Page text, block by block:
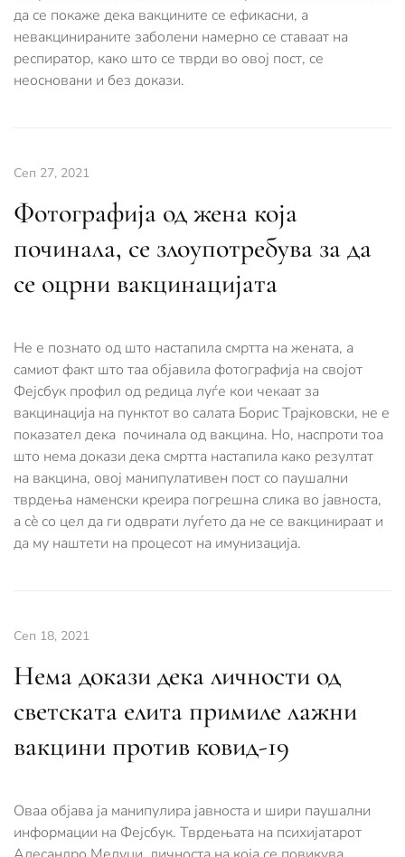
да се покаже дека вакцините се ефикасни, а
невакцинираните заболени намерно се ставаат на
респиратор, како што се тврди во овој пост, се
неосновани и без докази.
Сеп 27, 2021
Фотографија од жена која
починала, се злоупотребува за да
се оцрни вакцинацијата
Не е познато од што настапила смртта на жената, а
самиот факт што таа објавила фотографија на својот
Фејсбук профил од редица луѓе кои чекаат за
вакцинација на пунктот во салата Борис Трајковски, не е
показател дека починала од вакцина. Но, наспроти тоа
што нема докази дека смртта настапила како резултат
на вакцина, овој манипулативен пост со паушални
тврдења наменски креира погрешна слика во јавноста,
а сè со цел да ги одврати луѓето да не се вакцинираат и
да му наштети на процесот на имунизација.
Сеп 18, 2021
Нема докази дека личности од
светската елита примиле лажни
вакцини против ковид-19
Оваа објава ја манипулира јавноста и шири паушални
информации на Фејсбук. Тврдењата на психијатарот